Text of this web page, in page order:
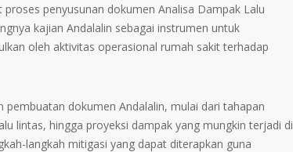
penyusunan dokumen Analisa Dampak Lalu
kajian Andalalin sebagai instrumen untuk
oleh aktivitas operasional rumah sakit terhadap
dokumen Andalalin, mulai dari tahapan
lintas, hingga proyeksi dampak yang mungkin terjadi di
langkah mitigasi yang dapat diterapkan guna